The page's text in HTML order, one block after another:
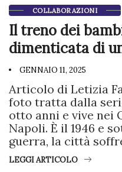
COLLABORAZIONI
Il treno dei
dimenticata di
GENNAIO 11, 2025
Articolo di Letizia
foto tratta dalla
otto anni e vive nei
Napoli. È il 1946 e
guerra, la città
LEGGI ARTICOLO